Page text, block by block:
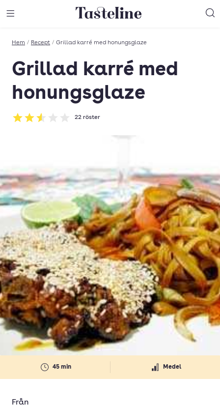
Till Tastelines startsida
Hem / Recept / Grillad karré med honungsglaze
Grillad karré med
honungsglaze
Betyg: 2.55 av 5
22 röster
45 min Medel
Från